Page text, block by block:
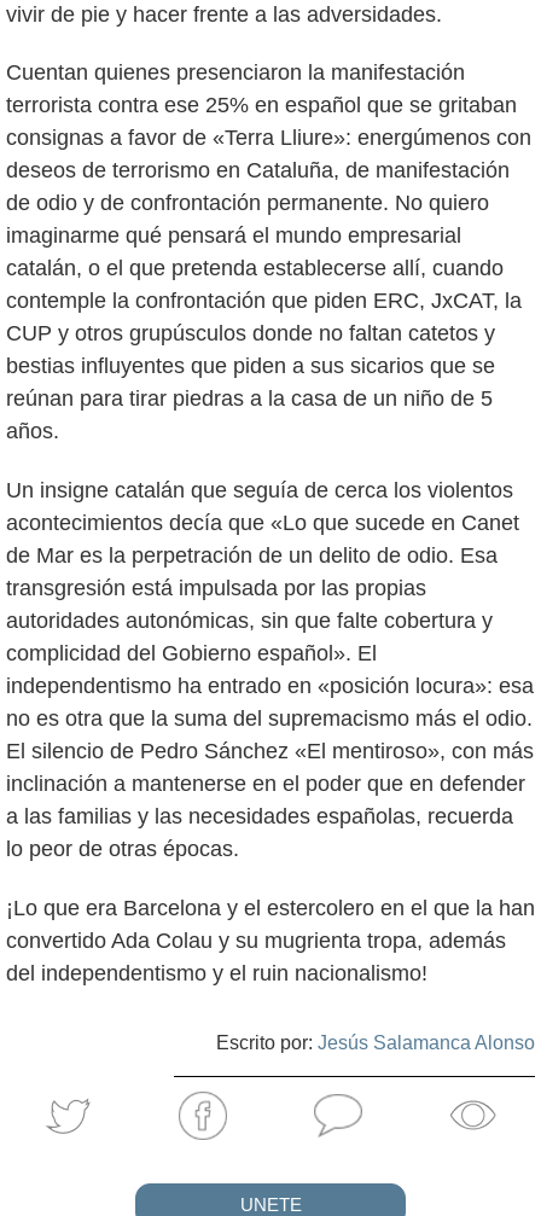
vivir de pie y hacer frente a las adversidades.
Cuentan quienes presenciaron la manifestación
terrorista contra ese 25% en español que se gritaban
consignas a favor de «Terra Lliure»: energúmenos con
deseos de terrorismo en Cataluña, de manifestación
de odio y de confrontación permanente. No quiero
imaginarme qué pensará el mundo empresarial
catalán, o el que pretenda establecerse allí, cuando
contemple la confrontación que piden ERC, JxCAT, la
CUP y otros grupúsculos donde no faltan catetos y
bestias influyentes que piden a sus sicarios que se
reúnan para tirar piedras a la casa de un niño de 5
años.
Un insigne catalán que seguía de cerca los violentos
acontecimientos decía que «Lo que sucede en Canet
de Mar es la perpetración de un delito de odio. Esa
transgresión está impulsada por las propias
autoridades autonómicas, sin que falte cobertura y
complicidad del Gobierno español». El
independentismo ha entrado en «posición locura»: esa
no es otra que la suma del supremacismo más el odio.
El silencio de Pedro Sánchez «El mentiroso», con más
inclinación a mantenerse en el poder que en defender
a las familias y las necesidades españolas, recuerda
lo peor de otras épocas.
¡Lo que era Barcelona y el estercolero en el que la han
convertido Ada Colau y su mugrienta tropa, además
del independentismo y el ruin nacionalismo!
Escrito por: Jesús Salamanca Alonso
UNETE